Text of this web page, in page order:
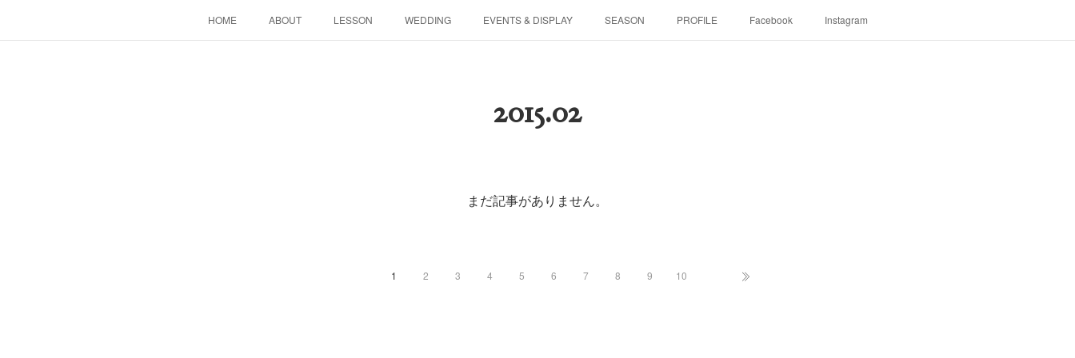
HOME ABOUT LESSON WEDDING EVENTS & DISPLAY SEASON PROFILE Facebook Instagram
2015.02
まだ記事がありません。
1 2 3 4 5 6 7 8 9 10